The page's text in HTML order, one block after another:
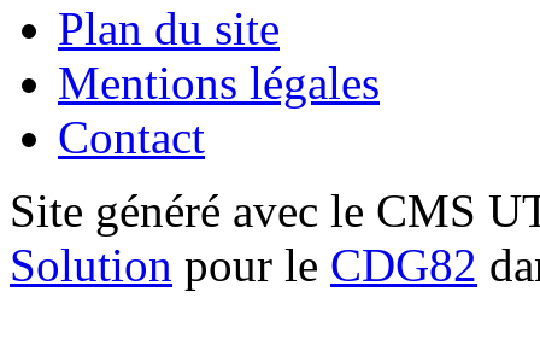
Plan du site
Mentions légales
Contact
Site généré avec le CMS
Solution pour le CDG82